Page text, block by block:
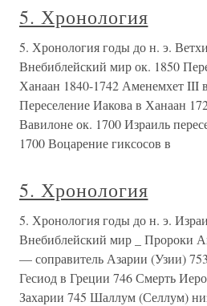
5. Хронология
5. Хронология годы до н. э.
Внебиблейский мир ок. 1850
Ханаан 1840-1742 Аменемхет III
Переселение Иакова в Ханаан
Вавилоне ок. 1700 Израиль
1700 Воцарение гиксосов в
5. Хронология
5. Хронология годы до н. э.
Внебиблейский мир _ Пророки
— соправитель Азарии (Узии)
Гесиод в Греции 746 Смерть
Захарии 745 Шаллум (Селлум)